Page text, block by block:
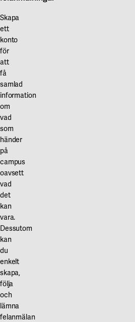
Skapa
ett
konto
för
att
få
samlad
information
om
vad
som
händer
på
campus
oavsett
vad
det
kan
vara.
Dessutom
kan
du
enkelt
skapa,
följa
och
lämna
felanmälan